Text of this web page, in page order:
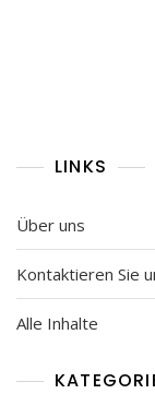
LINKS
Über uns
Kontaktieren Sie
Alle Inhalte